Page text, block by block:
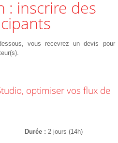
vous recevrez un devis pour
optimiser vos flux de
Durée 2 jours (14h)